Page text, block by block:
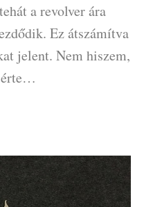
a revolver ára
Ez átszámítva
jelent. Nem hiszem,
érte…